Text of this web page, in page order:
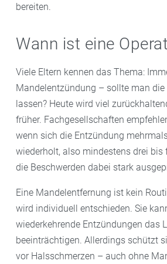
bereiten.
Wann ist eine
Viele Eltern kennen das Thema:
Mandelentzündung – sollte man
lassen? Heute wird viel
früher. Fachgesellschaften
wenn sich die Entzündung
wiederholt, also mindestens drei bis
die Beschwerden dabei stark
Eine Mandelentfernung ist kein
wird individuell entschieden. Sie
wiederkehrende Entzündungen das
beeinträchtigen. Allerdings schützt
vor Halsschmerzen – auch ohne